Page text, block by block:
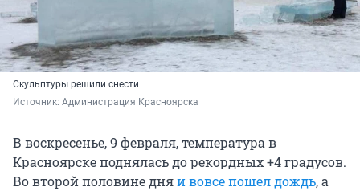
Скульптуры решили снести
Источник: Администрация Красноярска
В воскресенье, 9 февраля, температура в
Красноярске поднялась до рекордных +4 градусов.
Во второй половине дняи вовсе пошел дождь, а